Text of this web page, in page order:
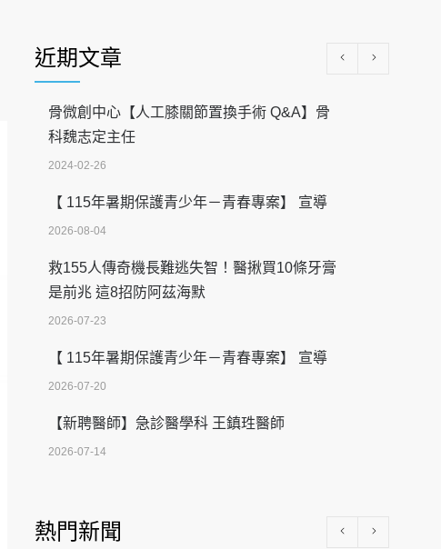
近期文章
骨微創中心【人工膝關節置換手術 Q&A】骨
科魏志定主任
2024-02-26
【 115年暑期保護青少年－青春專案】 宣導
2026-08-04
救155人傳奇機長難逃失智！醫揪買10條牙膏
是前兆 這8招防阿茲海默
2026-07-23
【 115年暑期保護青少年－青春專案】 宣導
2026-07-20
【新聘醫師】急診醫學科 王鎮珄醫師
2026-07-14
2026-07-08
熱門新聞